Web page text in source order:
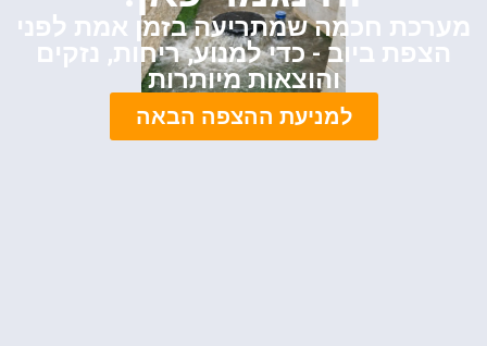
מערכת חכמה שמתריעה בזמן אמת לפני
הצפת ביוב - כדי למנוע, ריחות, נזקים
והוצאות מיותרות
למניעת ההצפה הבאה